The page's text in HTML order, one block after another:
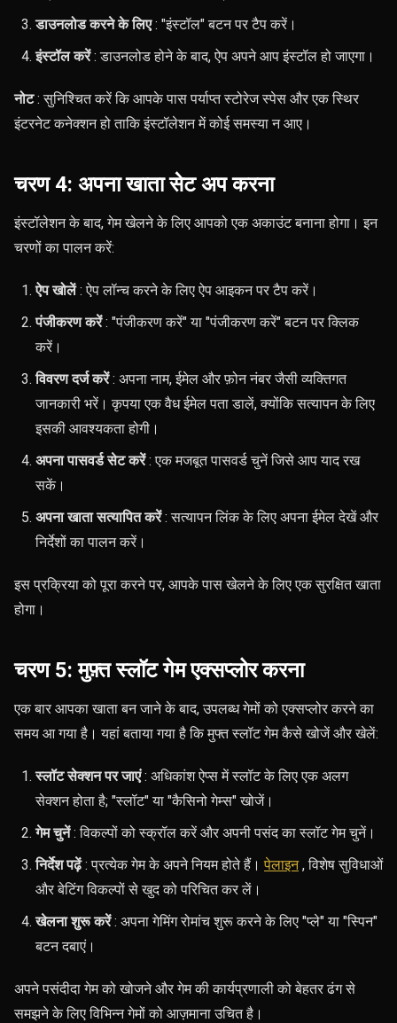
डाउनलोड करने के लिए: "इंस्टॉल" बटन पर टैप करें।
इंस्टॉल करें: डाउनलोड होने के बाद, ऐप अपने आप इंस्टॉल हो जाएगा।
नोट: सुनिश्चित करें कि आपके पास पर्याप्त स्टोरेज स्पेस और एक स्थिर
इंटरनेट कनेक्शन हो ताकि इंस्टॉलेशन में कोई समस्या न आए।
चरण 4: अपना खाता सेट अप करना
इंस्टॉलेशन के बाद, गेम खेलने के लिए आपको एक अकाउंट बनाना होगा। इन
चरणों का पालन करें:
ऐप खोलें: ऐप लॉन्च करने के लिए ऐप आइकन पर टैप करें।
पंजीकरण करें: "पंजीकरण करें" या "पंजीकरण करें" बटन पर क्लिक
करें।
विवरण दर्ज करें: अपना नाम, ईमेल और फ़ोन नंबर जैसी व्यक्तिगत
जानकारी भरें। कृपया एक वैध ईमेल पता डालें, क्योंकि सत्यापन के लिए
इसकी आवश्यकता होगी।
अपना पासवर्ड सेट करें: एक मजबूत पासवर्ड चुनें जिसे आप याद रख
सकें।
अपना खाता सत्यापित करें: सत्यापन लिंक के लिए अपना ईमेल देखें और
निर्देशों का पालन करें।
इस प्रक्रिया को पूरा करने पर, आपके पास खेलने के लिए एक सुरक्षित खाता
होगा।
चरण 5: मुफ़्त स्लॉट गेम एक्सप्लोर करना
एक बार आपका खाता बन जाने के बाद, उपलब्ध गेमों को एक्सप्लोर करने का
समय आ गया है। यहां बताया गया है कि मुफ्त स्लॉट गेम कैसे खोजें और खेलें:
स्लॉट सेक्शन पर जाएं: अधिकांश ऐप्स में स्लॉट के लिए एक अलग
सेक्शन होता है; "स्लॉट" या "कैसिनो गेम्स" खोजें।
गेम चुनें: विकल्पों को स्क्रॉल करें और अपनी पसंद का स्लॉट गेम चुनें।
निर्देश पढ़ें: प्रत्येक गेम के अपने नियम होते हैं।पेलाइन, विशेष सुविधाओं
और बेटिंग विकल्पों से खुद को परिचित कर लें।
खेलना शुरू करें: अपना गेमिंग रोमांच शुरू करने के लिए "प्ले" या "स्पिन"
बटन दबाएं।
अपने पसंदीदा गेम को खोजने और गेम की कार्यप्रणाली को बेहतर ढंग से
समझने के लिए विभिन्न गेमों को आज़माना उचित है।